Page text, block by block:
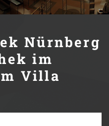
Nürnberg
im
Villa